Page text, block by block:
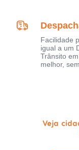
Facilidade
igual a um
Trânsito
melhor,
Veja